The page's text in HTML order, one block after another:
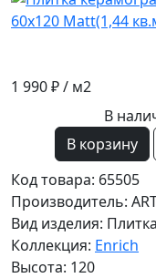
1 990 ₽/ м2
В
В корзину
Код товара: 65505
Производитель:
Вид изделия: Плитка
Коллекция: Enrich
Высота: 120